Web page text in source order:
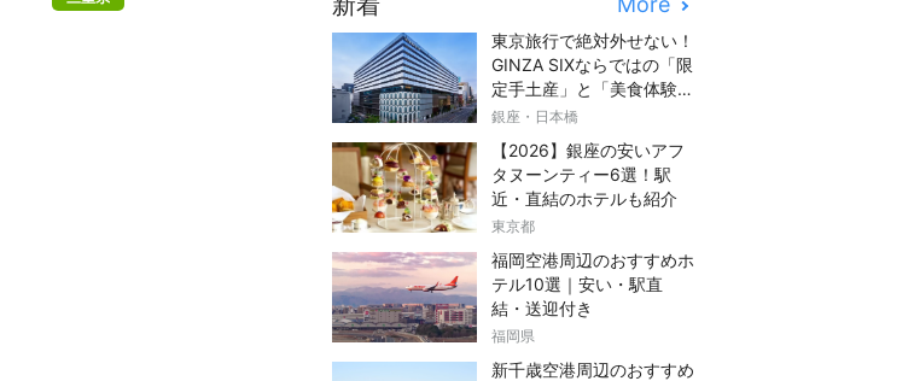
東京旅行で絶対外せない！
GINZA SIXならではの「限
定手土産」と「美食体験」
完全ガイド
銀座・日本橋
【2026】銀座の安いアフ
タヌーンティー6選！駅
近・直結のホテルも紹介
東京都
福岡空港周辺のおすすめホ
テル10選｜安い・駅直
結・送迎付き
福岡県
新千歳空港周辺のおすすめ